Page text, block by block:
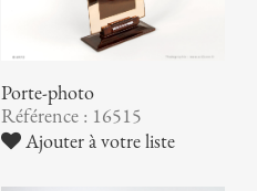
Porte-photo
Référence : 16515
Ajouter à votre liste